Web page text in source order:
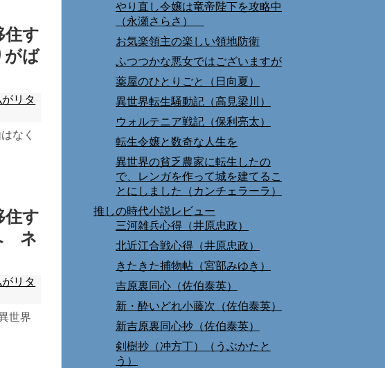
住す
がば
リタ
なく
住す
ネ
リタ
世界
やり直し令嬢は竜帝陛下を攻略中
（永瀬さらさ）
お気楽領主の楽しい領地防衛
ふつつかな悪女ではございますが
薬屋のひとりごと（日向夏）
異世界転生騒動記（高見梁川）
ウォルテニア戦記（保利亮太）
転生令嬢と数奇な人生を
異世界の貧乏農家に転生したの
で、レンガを作って城を建てるこ
とにしました（カンチェラーラ）
推しの時代小説レビュー
三河雑兵心得（井原忠政）
北近江合戦心得（井原忠政）
きたきた捕物帖（宮部みゆき）
吉原裏同心（佐伯泰英）
新・酔いどれ小藤次（佐伯泰英）
新吉原裏同心抄（佐伯泰英）
剣樹抄（冲方丁）（うぶかたと
う）